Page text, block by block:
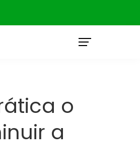
o
a